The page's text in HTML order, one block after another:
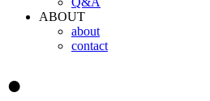
ABOUT
about
contact
●